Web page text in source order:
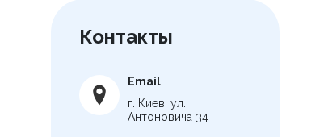
Контакты
Email
г. Киев, ул.
Антоновича 34